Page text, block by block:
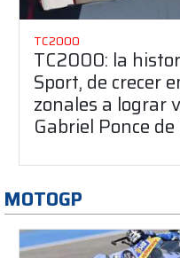
TC2000
TC2000: la
Sport, de crecer
zonales a lograr
Gabriel Ponce de
MOTOGP